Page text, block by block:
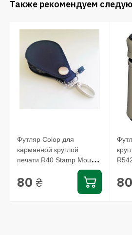
Также рекомендуем
Футляр Colop для
карманной круглой
печати R40 Stamp Mouse,
80 ₴ 80